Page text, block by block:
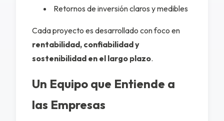
Retornos de inversión claros y medibles
Cada proyecto es desarrollado con foco en
rentabilidad, confiabilidad y
sostenibilidad en el largo plazo.
Un Equipo que Entiende a
las Empresas